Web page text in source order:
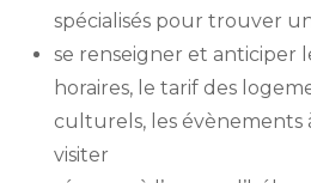
spécialisés pour trouver
se renseigner et anticiper
horaires, le tarif des
culturels, les évènements
visiter